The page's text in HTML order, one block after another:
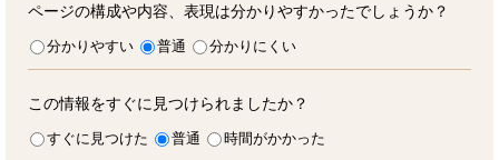
ページの構成や内容、表現は分かりやすかったでしょうか？
分かりやすい 普通 分かりにくい
この情報をすぐに見つけられましたか？
すぐに見つけた 普通 時間がかかった